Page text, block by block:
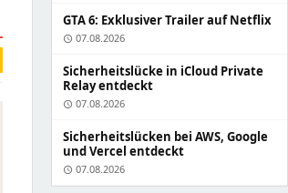
GTA 6: Exklusiver Trailer auf Netflix
schedule 07.08.2026
Sicherheitslücke in iCloud Private
Relay entdeckt
schedule 07.08.2026
Sicherheitslücken bei AWS, Google
und Vercel entdeckt
schedule 07.08.2026